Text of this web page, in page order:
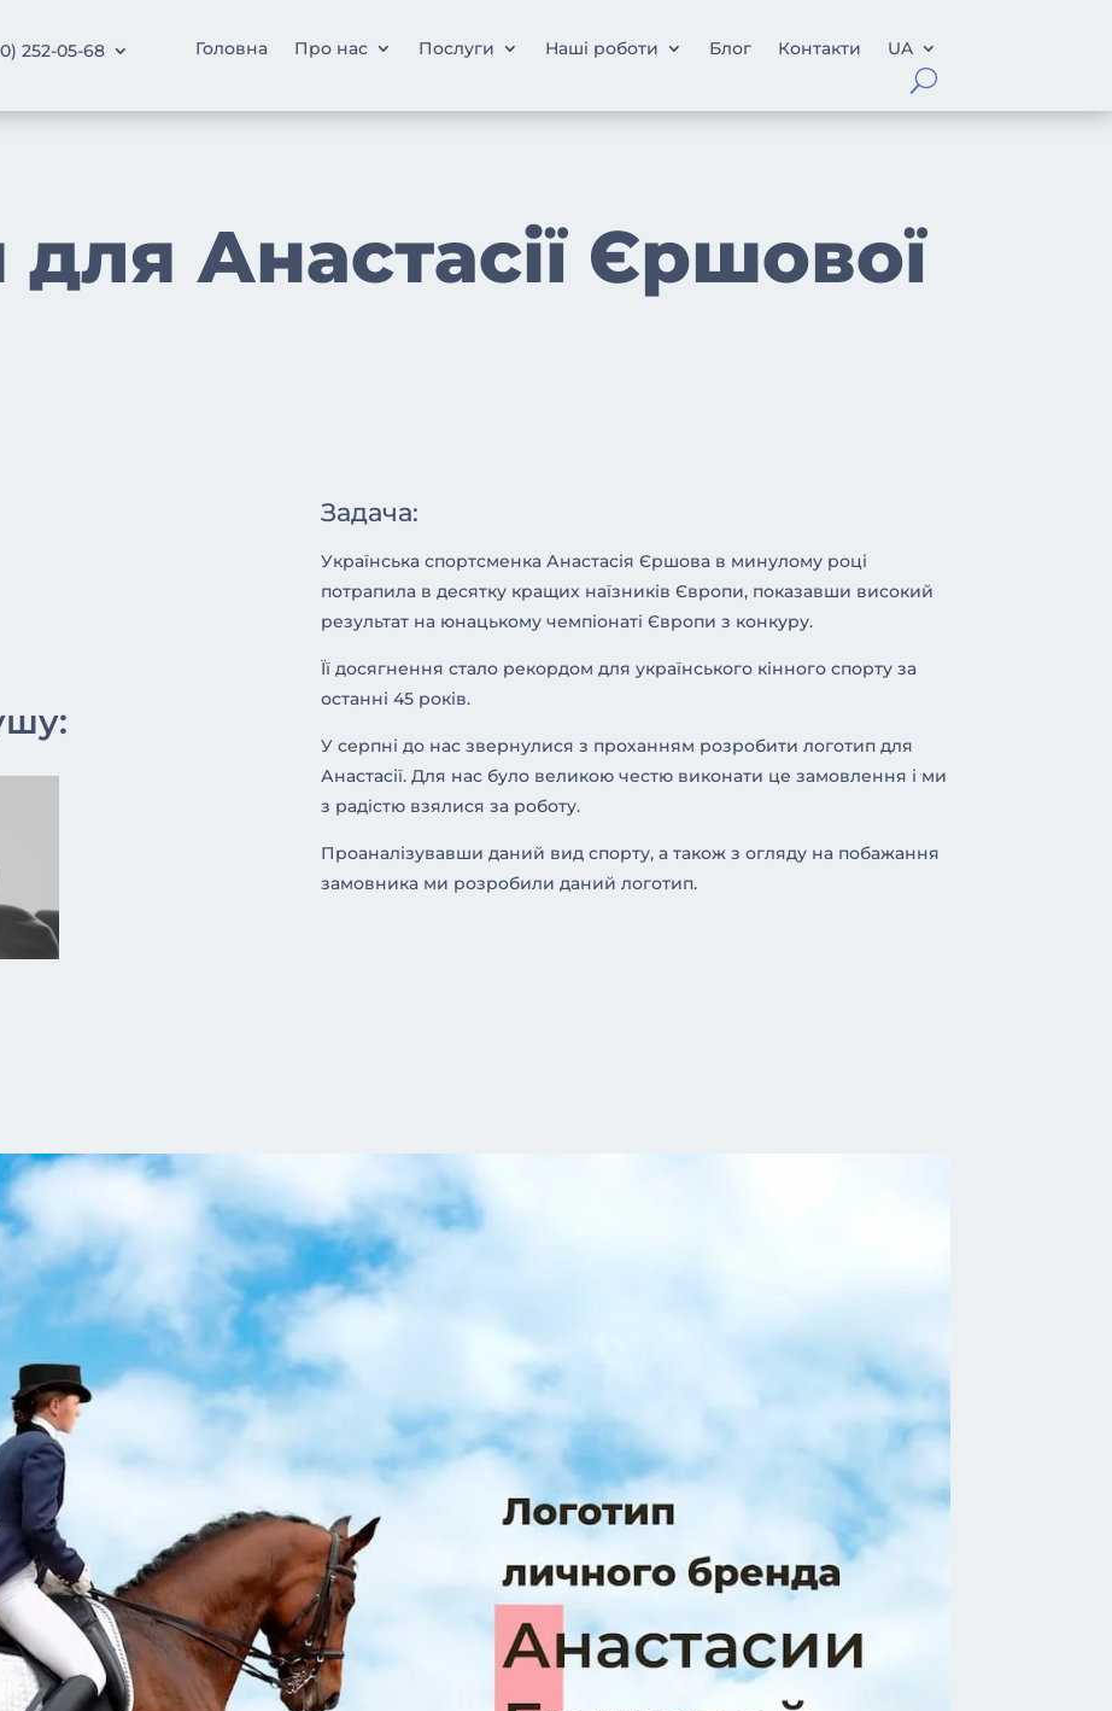
252-05-68 Головна Про нас Послуги Наші роботи Блог Контакти UA
Анастасії Єршової
Задача:
Українська спортсменка Анастасія Єршова в минулому році
потрапила в десятку кращих наїзників Європи, показавши високий
результат на юнацькому чемпіонаті Європи з конкуру.
Її досягнення стало рекордом для українського кінного спорту за
останні 45 років.
У серпні до нас звернулися з проханням розробити логотип для
Анастасії. Для нас було великою честю виконати це замовлення і ми
з радістю взялися за роботу.
Проаналізувавши даний вид спорту, а також з огляду на побажання
замовника ми розробили даний логотип.